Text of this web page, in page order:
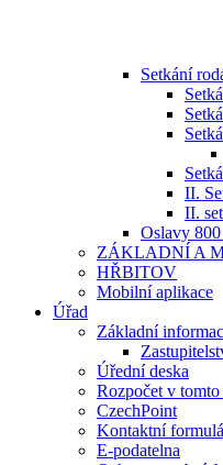
Setkání
II.
II.
Oslavy
ZÁKLADNÍ A
HŘBITOV
Mobilní aplikace
Úřad
Základní
Úřední deska
Rozpočet v
CzechPoint
Kontaktní
E-podatelna